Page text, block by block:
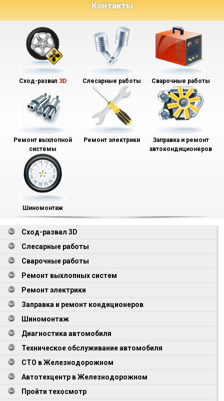
Контакты
Сход-развал 3D Слесарные работы Сварочные работы
Ремонт выхлопной
системы
Ремонт электрики
Заправка и ремонт
автокондиционеров
Шиномонтаж
Сход-развал 3D
Слесарные работы
Сварочные работы
Ремонт выхлопных систем
Ремонт электрики
Заправка и ремонт кондиционеров
Шиномонтаж
Диагностика автомобиля
Техническое обслуживание автомобиля
СТО в Железнодорожном
Автотехцентр в Железнодорожном
Пройти техосмотр